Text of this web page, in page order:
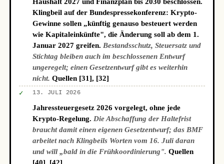
Klingbeil auf der Bundespressekonferenz: Krypto-
Gewinne sollen „künftig genauso besteuert werden
wie Kapitaleinkünfte", die Änderung soll ab dem 1.
Januar 2027 greifen. Bestandsschutz, Steuersatz und
Stichtag bleiben auch im beschlossenen Entwurf
ungeregelt; einen Gesetzentwurf gibt es weiterhin
nicht. Quellen [31], [32]
✓ 13. JULI 2026
Jahressteuergesetz 2026 vorgelegt, ohne jede
Krypto-Regelung. Die Abschaffung der Haltefrist
braucht damit einen eigenen Gesetzentwurf; das BMF
arbeitet nach Klingbeils Worten vom 16. Juli daran
und will „bald in die Frühkoordinierung". Quellen